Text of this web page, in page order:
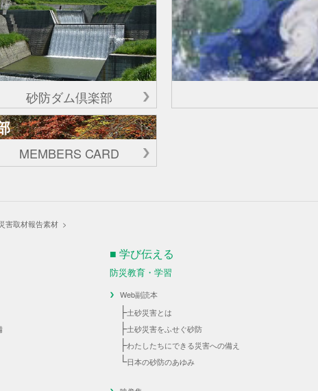
砂防ダム倶楽部
MEMBERS CARD
害取材報告素材 >
■ 学び伝える
防災教育・学習
Web副読本
├土砂災害とは
├土砂災害をふせぐ砂防
├わたしたちにできる災害への備え
└日本の砂防のあゆみ